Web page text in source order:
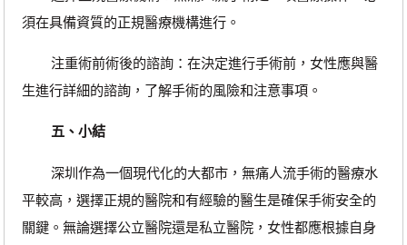
須在具備資質的正規醫療機構進行。
注重術前術後的諮詢：在決定進行手術前，女性應與醫
生進行詳細的諮詢，了解手術的風險和注意事項。
五、小結
深圳作為一個現代化的大都市，無痛人流手術的醫療水
平較高，選擇正規的醫院和有經驗的醫生是確保手術安全的
關鍵。無論選擇公立醫院還是私立醫院，女性都應根據自身